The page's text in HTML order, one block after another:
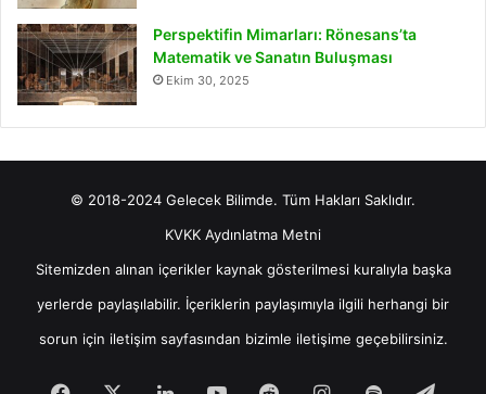
Perspektifin Mimarları: Rönesans’ta
Matematik ve Sanatın Buluşması
Ekim 30, 2025
© 2018-2024 Gelecek Bilimde. Tüm Hakları Saklıdır.
KVKK Aydınlatma Metni
Sitemizden alınan içerikler kaynak gösterilmesi kuralıyla başka
yerlerde paylaşılabilir. İçeriklerin paylaşımıyla ilgili herhangi bir
sorun için iletişimsayfasından bizimle iletişime geçebilirsiniz.